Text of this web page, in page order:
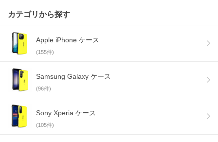
カテゴリから探す
Apple iPhone ケース
(155件)
Samsung Galaxy ケース
(96件)
Sony Xperia ケース
(105件)